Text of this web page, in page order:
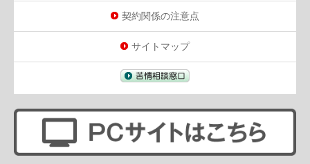
契約関係の注意点
サイトマップ